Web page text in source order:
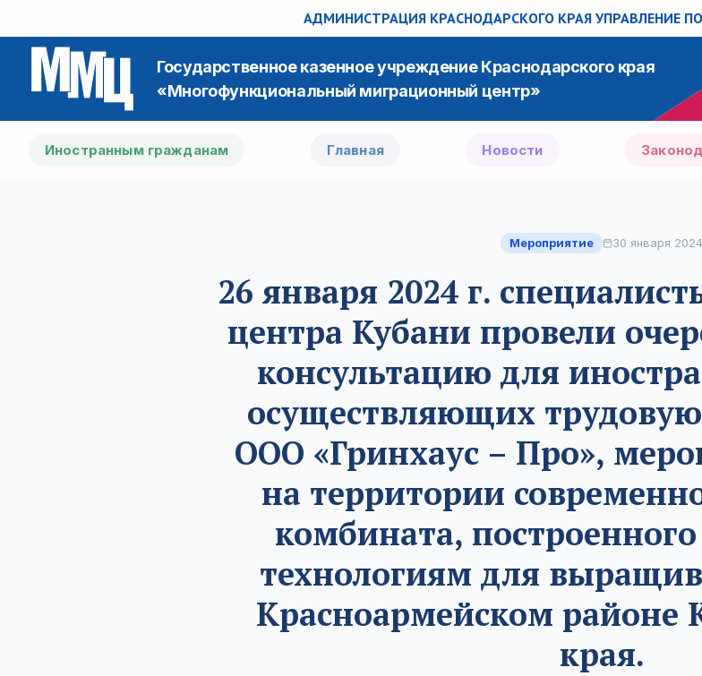
АДМИНИСТРАЦИЯ КРАСНОДАРСКОГО КРАЯ УПРАВЛЕНИЕ
Государственное казенное учреждение Краснодарского края
«Многофункциональный миграционный центр»
Иностранным гражданам Главная Новости
Мероприятие 30 января 2024
26 января 2024 г.
центра Кубани провели
консультацию для
осуществляющих трудовую
ООО «Гринхаус – Про»,
на территории
комбината,
технологиям для
Красноармейском районе
края.